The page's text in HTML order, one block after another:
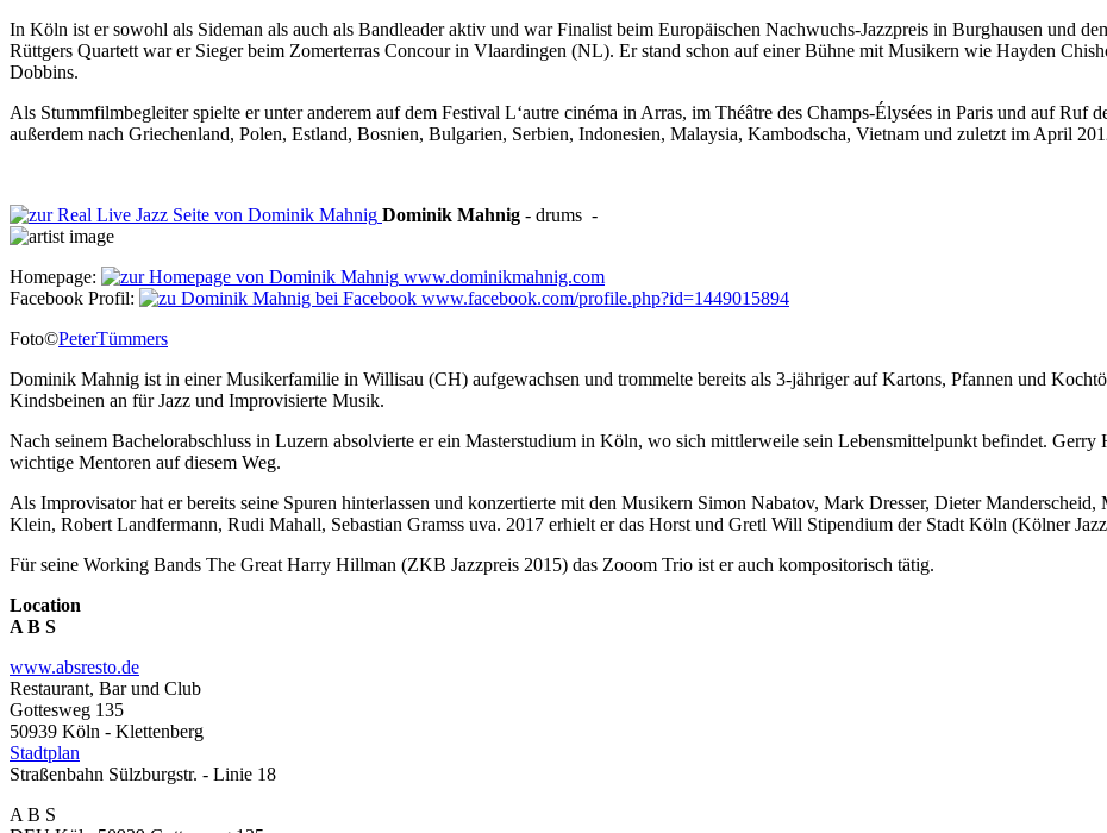
In Köln ist er sowohl als Sideman als auch als Bandleader aktiv und war Finalist beim Europäischen Nachwuchs-Jazzpreis in Burghausen und
Rüttgers Quartett war er Sieger beim Zomerterras Concour in Vlaardingen (NL). Er stand schon auf einer Bühne mit Musikern wie Hayden
Dobbins.
Als Stummfilmbegleiter spielte er unter anderem auf dem Festival L‘autre cinéma in Arras, im Théâtre des Champs-Élysées in Paris und auf Ruf
außerdem nach Griechenland, Polen, Estland, Bosnien, Bulgarien, Serbien, Indonesien, Malaysia, Kambodscha, Vietnam und zuletzt im April
Dominik Mahnig - drums -
Homepage:
www.dominikmahnig.com
Facebook Profil:
www.facebook.com/profile.php?id=1449015894
Foto©PeterTümmers
Dominik Mahnig ist in einer Musikerfamilie in Willisau (CH) aufgewachsen und trommelte bereits als 3-jähriger auf Kartons, Pfannen und
Kindsbeinen an für Jazz und Improvisierte Musik.
Nach seinem Bachelorabschluss in Luzern absolvierte er ein Masterstudium in Köln, wo sich mittlerweile sein Lebensmittelpunkt befindet.
wichtige Mentoren auf diesem Weg.
Als Improvisator hat er bereits seine Spuren hinterlassen und konzertierte mit den Musikern Simon Nabatov, Mark Dresser, Dieter
Klein, Robert Landfermann, Rudi Mahall, Sebastian Gramss uva. 2017 erhielt er das Horst und Gretl Will Stipendium der Stadt Köln (Kölner
Für seine Working Bands The Great Harry Hillman (ZKB Jazzpreis 2015) das Zooom Trio ist er auch kompositorisch tätig.
Location
A B S
www.absresto.de
Restaurant, Bar und Club
Gottesweg 135
50939 Köln - Klettenberg
Stadtplan
Straßenbahn Sülzburgstr. - Linie 18
A B S